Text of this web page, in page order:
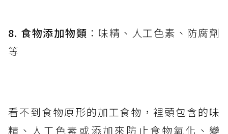
8. 食物添加物類 ：味精、人工色素、防腐劑
等
看不到食物原形的加工食物，裡頭包含的味
精、人工色素或添加來防止食物氧化、變